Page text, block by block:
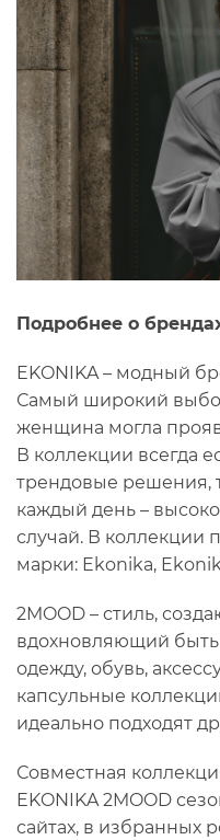
Подробнее о
EKONIKA – модный
Самый широкий
женщина могла
В коллекции всегда
трендовые решения,
каждый день –
случай. В коллекции
марки: Ekonika,
2MOOD – стиль,
вдохновляющий
одежду, обувь,
капсульные
идеально подходят
Совместная
EKONIKA 2MOOD
сайтах, в избранных